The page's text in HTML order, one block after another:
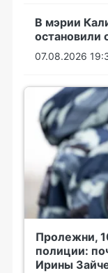
В мэрии
остановили
07.08.2026
Пролежни,
полиции:
Ирины